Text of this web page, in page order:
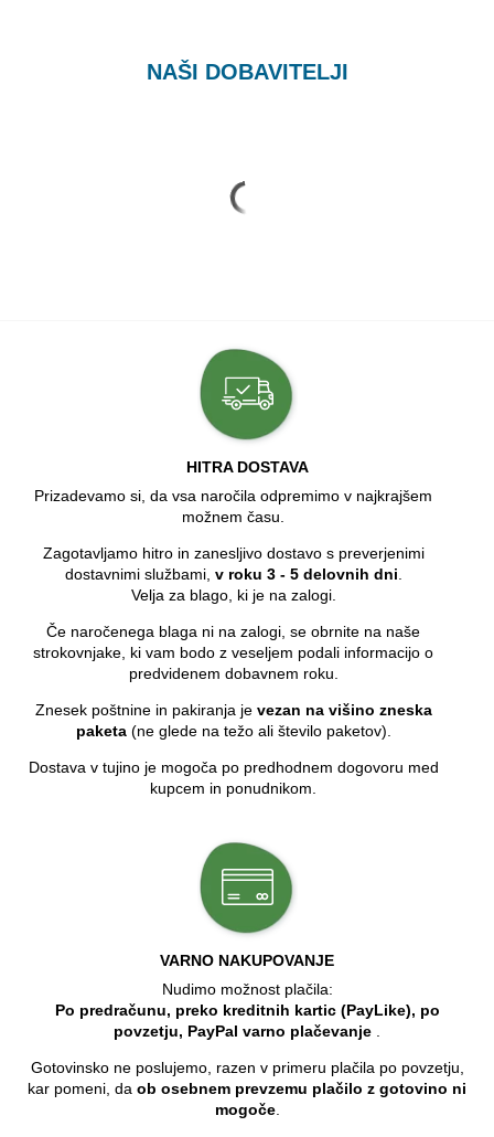
NAŠI DOBAVITELJI
HITRA DOSTAVA
Prizadevamo si, da vsa naročila odpremimo v najkrajšem
možnem času.
Zagotavljamo hitro in zanesljivo dostavo s preverjenimi
dostavnimi službami, v roku 3 - 5 delovnih dni
Velja za blago, ki je na zalogi.
Če naročenega blaga ni na zalogi, se obrnite na naše
strokovnjake, ki vam bodo z veseljem podali informacijo o
predvidenem dobavnem roku.
Znesek poštnine in pakiranja je vezan na višino zneska
paketa(ne glede na težo ali število paketov).
Dostava v tujino je mogoča po predhodnem dogovoru med
kupcem in ponudnikom.
VARNO NAKUPOVANJE
Nudimo možnost plačila:
Po predračunu, preko kreditnih kartic (PayLike), po
povzetju, PayPal varno plačevanje
Gotovinsko ne poslujemo, razen v primeru plačila po povzetju,
kar pomeni, da ob osebnem prevzemu plačilo z gotovino ni
mogoče.